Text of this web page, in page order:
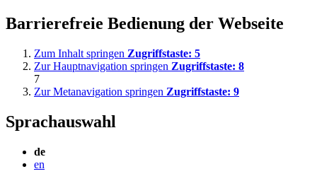
Barrierefreie Bedienung der Webseite
Zum Inhalt springen Zugriffstaste: 5
Zur Hauptnavigation springen Zugriffstaste: 8
7
Zur Metanavigation springen Zugriffstaste: 9
Sprachauswahl
de
en